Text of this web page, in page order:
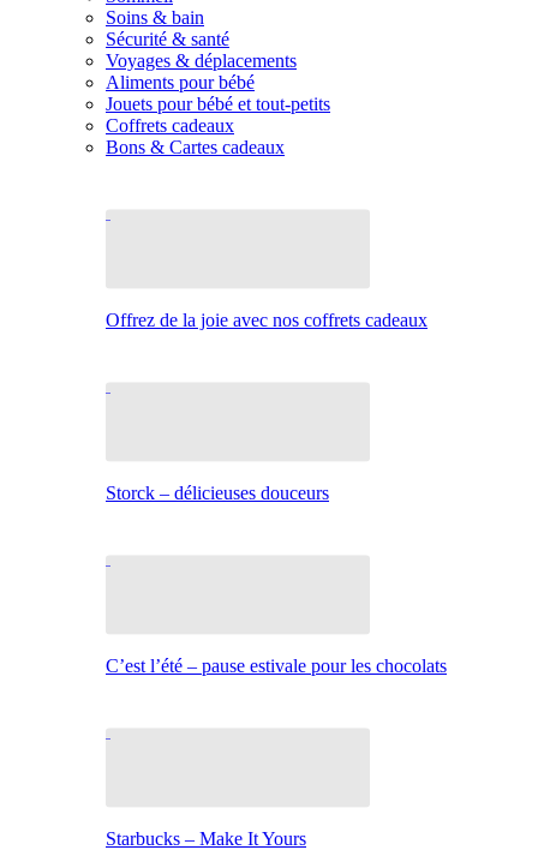
Soins & bain
Sécurité & santé
Voyages & déplacements
Aliments pour bébé
Jouets pour bébé et tout-petits
Coffrets cadeaux
Bons & Cartes cadeaux
Offrez de la joie avec nos coffrets cadeaux
Storck – délicieuses douceurs
C’est l’été – pause estivale pour les chocolats
Starbucks – Make It Yours